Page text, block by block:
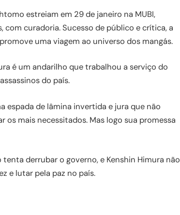
estreiam em 29 de janeiro na MUBI,
curadoria. Sucesso de público e crítica, a
uma viagem ao universo dos mangás.
é um andarilho que trabalhou a serviço do
do país.
espada de lâmina invertida e jura que não
mais necessitados. Mas logo sua promessa
derrubar o governo, e Kenshin Himura não
e lutar pela paz no país.